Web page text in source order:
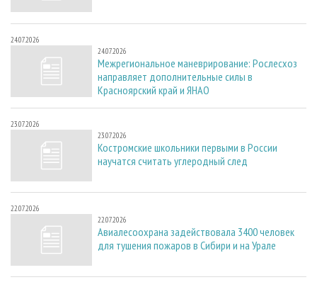
24.07.2026
24.07.2026
Межрегиональное маневрирование: Рослесхоз
направляет дополнительные силы в
Красноярский край и ЯНАО
23.07.2026
23.07.2026
Костромские школьники первыми в России
научатся считать углеродный след
22.07.2026
22.07.2026
Авиалесоохрана задействовала 3400 человек
для тушения пожаров в Сибири и на Урале